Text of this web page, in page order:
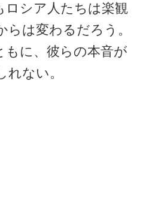
シア人たちは楽観
は変わるだろう。
もに、彼らの本音が
ない。